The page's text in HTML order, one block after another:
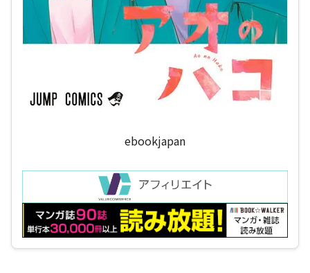
ebookjapan